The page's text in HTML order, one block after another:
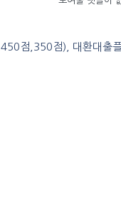
점,350점), 대환대출